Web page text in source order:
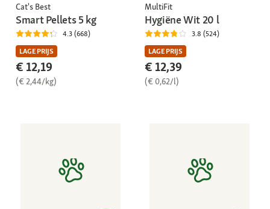
Cat's Best
Smart Pellets 5 kg
4.3 (668)
LAGE PRIJS
€ 12,19
(€ 2,44/kg)
MultiFit
Hygiëne Wit 20 l
3.8 (524)
LAGE PRIJS
€ 12,39
(€ 0,62/l)